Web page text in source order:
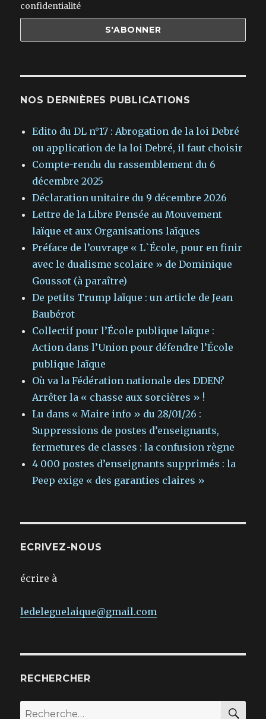
confidentialité
NOS DERNIÈRES PUBLICATIONS
Edito du DL n°17 : Abrogation de la loi Debré
ou application de la loi Debré, il faut choisir
Compte-rendu du rassemblement du 6
décembre 2025
Déclaration unitaire du 9 décembre 2026
Lettre de la Libre Pensée au Mouvement
laïque et aux Organisations laïques
Préface de l’ouvrage « L`École, pour en finir
avec le dualisme scolaire » de Dominique
Goussot (à paraître)
De petits Trump laïque : un article de Jean
Baubérot
Collectif pour l’École publique laïque :
Action dans l’Union pour défendre l’École
publique laïque
Où va la Fédération nationale des DDEN?
Arrêter la « chasse aux sorcières » !
Lu dans « Maire info » du 28/01/26 :
Suppressions de postes d’enseignants,
fermetures de classes : la confusion règne
4 000 postes d’enseignants supprimés : la
Peep exige « des garanties claires »
ECRIVEZ-NOUS
écrire à
ledeleguelaique@gmail.com
RECHERCHER
Recherche